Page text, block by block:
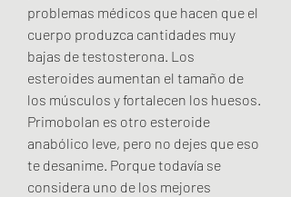
problemas médicos que hacen que el
cuerpo produzca cantidades muy
bajas de testosterona. Los
esteroides aumentan el tamaño de
los músculos y fortalecen los huesos.
Primobolan es otro esteroide
anabólico leve, pero no dejes que eso
te desanime. Porque todavía se
considera uno de los mejores